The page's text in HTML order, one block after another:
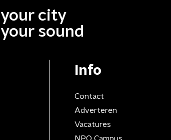
your city
your sound
Info
Contact
Adverteren
Vacatures
NPO Campus